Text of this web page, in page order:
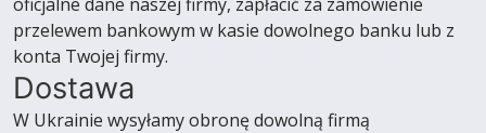
przelewem bankowym w kasie dowolnego banku lub z
konta Twojej firmy.
Dostawa
W Ukrainie wysyłamy obronę dowolną firmą